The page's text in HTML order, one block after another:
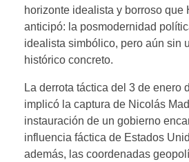
horizonte idealista y borroso que
anticipó: la posmodernidad
idealista simbólico, pero aún sin
histórico concreto.
La derrota táctica del 3 de enero
implicó la captura de Nicolás
instauración de un gobierno
influencia fáctica de Estados
además, las coordenadas